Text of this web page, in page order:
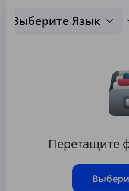
Выберите Язык
Перетащите